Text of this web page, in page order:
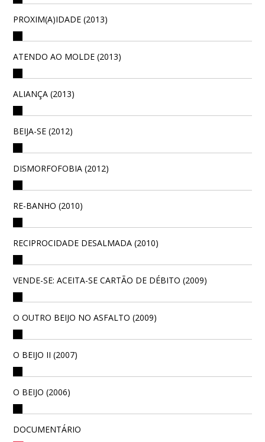
PROXIM(A)IDADE (2013)
ATENDO AO MOLDE (2013)
ALIANÇA (2013)
BEIJA-SE (2012)
DISMORFOFOBIA (2012)
RE-BANHO (2010)
RECIPROCIDADE DESALMADA (2010)
VENDE-SE: ACEITA-SE CARTÃO DE DÉBITO (2009)
O OUTRO BEIJO NO ASFALTO (2009)
O BEIJO II (2007)
O BEIJO (2006)
DOCUMENTÁRIO